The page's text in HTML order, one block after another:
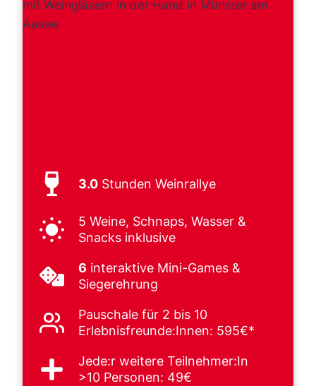
3.0 Stunden Weinrallye
5 Weine, Schnaps, Wasser &
Snacks inklusive
6 interaktive Mini-Games &
Siegerehrung
Pauschale für 2 bis 10
Erlebnisfreunde:Innen: 595€*
Jede:r weitere Teilnehmer:In
>10 Personen: 49€